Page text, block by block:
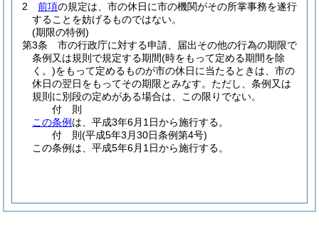
2
前項の規定は、市の休日に市の機関がその所掌事務を遂行
することを妨げるものではない。
(期限の特例)
第3条
市の行政庁に対する申請、届出その他の行為の期限で
条例又は規則で規定する期間(時をもって定める期間を除
く。)をもって定めるものが市の休日に当たるときは、市の
休日の翌日をもってその期限とみなす。 ただし、条例又は
規則に別段の定めがある場合は、この限りでない。
付 則
この条例 は、平成3年6月1日から施行する。
付 則(平成5年3月30日条例第4号)
この条例は、平成5年6月1日から施行する。